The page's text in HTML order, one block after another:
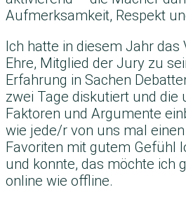
Aufmerksamkeit, Respekt
Ich hatte in diesem Jahr das
Ehre, Mitglied der Jury zu
Erfahrung in Sachen
zwei Tage diskutiert und die
Faktoren und Argumente
wie jede/r von uns mal
Favoriten mit gutem Gefühl
und konnte, das möchte ich
online wie offline.